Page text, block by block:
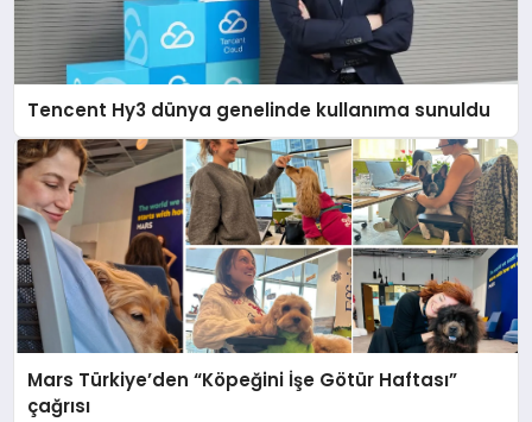
Tencent Hy3 dünya genelinde kullanıma sunuldu
Mars Türkiye’den “Köpeğini İşe Götür Haftası”
çağrısı